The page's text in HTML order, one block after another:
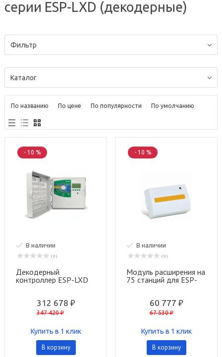
серии ESP-LXD (декодерные)
Фильтр
Каталог
По названию По цене По популярности По умолчанию
- 10 %
В наличии
( 0 )
Декодерный
контроллер ESP-LXD
312 678 ₽
347 420 ₽
Купить в 1 клик
В корзину
- 10 %
В наличии
( 0 )
Модуль расширения на
75 станций для ESP-
60 777 ₽
67 530 ₽
Купить в 1 клик
В корзину